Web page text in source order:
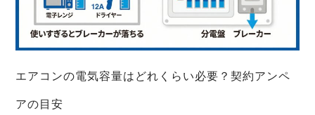
エアコンの電気容量はどれくらい必要？契約アンペ
アの目安